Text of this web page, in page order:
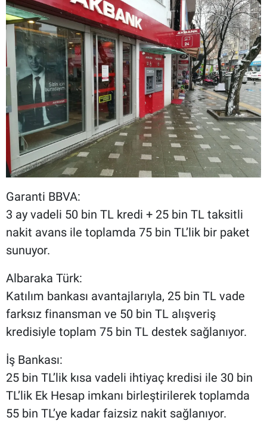
Garanti BBVA:
3 ay vadeli 50 bin TL kredi + 25 bin TL taksitli
nakit avans ile toplamda 75 bin TL’lik bir paket
sunuyor.
Albaraka Türk:
Katılım bankası avantajlarıyla, 25 bin TL vade
farksız finansman ve 50 bin TL alışveriş
kredisiyle toplam 75 bin TL destek sağlanıyor.
İş Bankası:
25 bin TL’lik kısa vadeli ihtiyaç kredisi ile 30 bin
TL’lik Ek Hesap imkanı birleştirilerek toplamda
55 bin TL’ye kadar faizsiz nakit sağlanıyor.